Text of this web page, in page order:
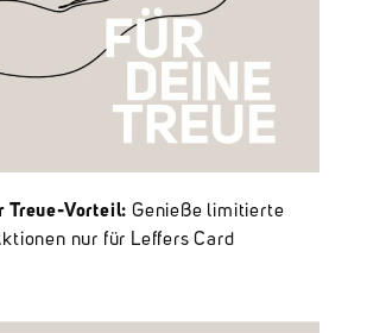
Treue-Vorteil: Genieße limitierte
nur für Leffers Card